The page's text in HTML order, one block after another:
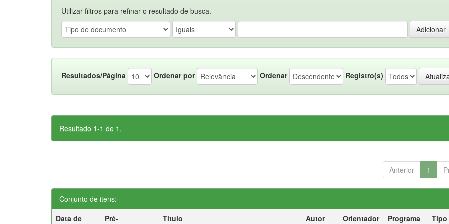
Utilizar filtros para refinar o resultado de busca.
Resultados/Página Ordenar por Ordenar Registro(s)
Resultado 1-1 de 1.
Anterior 1
Conjunto de itens:
Data de
Pré-
Título Autor Orientador Programa
Tipo